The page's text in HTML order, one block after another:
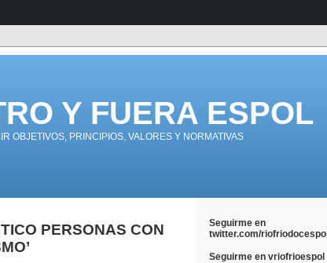
Y FUERA ESPOL
OBJETIVOS, PRINCIPIOS, VALORES Y NORMATIVAS
PERSONAS CON
Seguirme en
twitter.com/riofriodocespol
Seguirme en vriofrioespol